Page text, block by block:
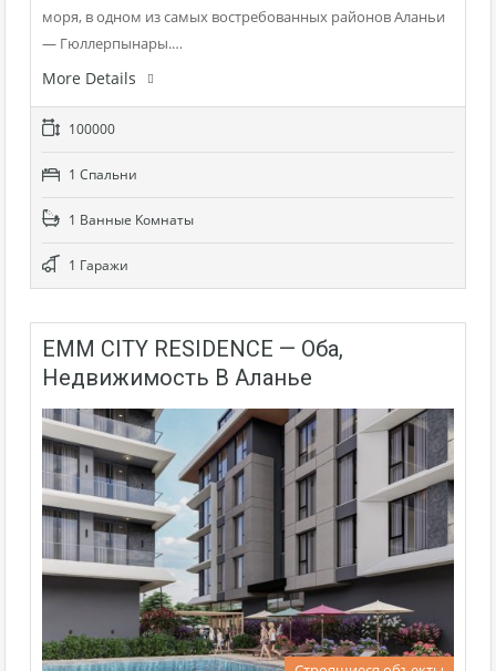
моря, в одном из самых востребованных районов Аланьи
— Гюллерпынары.…
More Details
100000
1 Cпальни
1 Bанные Kомнаты
1 Гаражи
EMM CITY RESIDENCE — Оба,
Недвижимость В Аланье